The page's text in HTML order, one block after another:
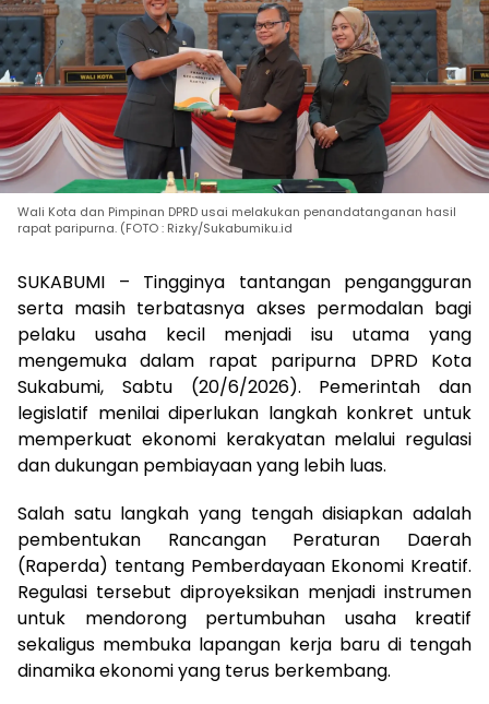
Wali Kota dan Pimpinan DPRD usai melakukan penandatanganan hasil
rapat paripurna. (FOTO : Rizky/Sukabumiku.id
SUKABUMI – Tingginya tantangan pengangguran
serta masih terbatasnya akses permodalan bagi
pelaku usaha kecil menjadi isu utama yang
mengemuka dalam rapat paripurna DPRD Kota
Sukabumi, Sabtu (20/6/2026). Pemerintah dan
legislatif menilai diperlukan langkah konkret untuk
memperkuat ekonomi kerakyatan melalui regulasi
dan dukungan pembiayaan yang lebih luas.
Salah satu langkah yang tengah disiapkan adalah
pembentukan Rancangan Peraturan Daerah
(Raperda) tentang Pemberdayaan Ekonomi Kreatif.
Regulasi tersebut diproyeksikan menjadi instrumen
untuk mendorong pertumbuhan usaha kreatif
sekaligus membuka lapangan kerja baru di tengah
dinamika ekonomi yang terus berkembang.